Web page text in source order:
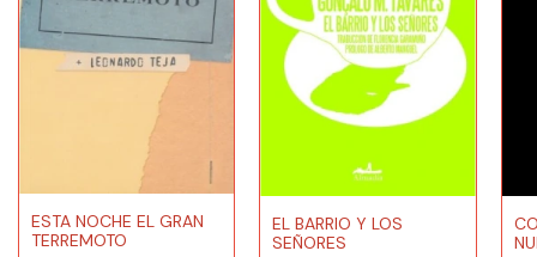
ESTA NOCHE EL GRAN
TERREMOTO
EL BARRIO Y LOS
SEÑORES